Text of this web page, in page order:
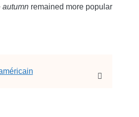
autumn remained more popular